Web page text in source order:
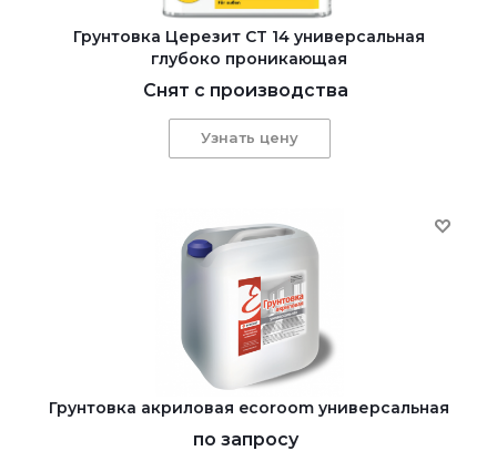
Грунтовка Церезит CT 14 универсальная
глубоко проникающая
Снят с производства
Узнать цену
Грунтовка акриловая ecoroom универсальная
по запросу